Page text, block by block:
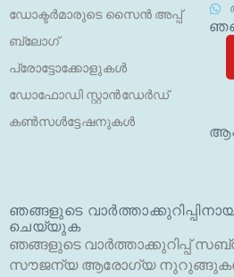
ഡോക്ടർമാരുടെ സൈൻ അപ്പ്
ബ്ലോഗ്
പ്രോട്ടോക്കോളുകൾ
ഡോഫോഡി സ്റ്റാൻഡേർഡ്
കൺസൾട്ടേഷനുകൾ
ഞങ്ങളുടെ
ചെയ്യുക
ഞങ്ങളുടെ
സൗജന്യ ആരോഗ്യ